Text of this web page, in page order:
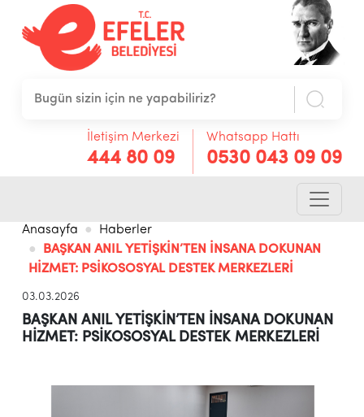
İletişim Merkezi
444 80 09
Whatsapp Hattı
0530 043 09 09
Anasayfa
Haberler
BAŞKAN ANIL YETİŞKİN’TEN İNSANA DOKUNAN
HİZMET: PSİKOSOSYAL DESTEK MERKEZLERİ
03.03.2026
BAŞKAN ANIL YETİŞKİN’TEN İNSANA DOKUNAN
HİZMET: PSİKOSOSYAL DESTEK MERKEZLERİ